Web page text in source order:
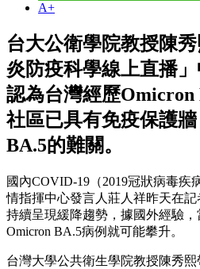
A+
台大公衛學院教授陳
炎防疫科學線上直播
認為台灣經歷Omicron
社區已具有免疫保護
BA.5的難關。
國內COVID-19（2019冠狀病毒疾
情指揮中心發言人莊人祥昨天在
持續呈現緩降趨勢，據國外經驗，
Omicron BA.5病例就可能攀升。
台灣大學公共衛生學院教授陳秀